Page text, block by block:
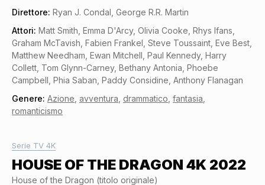
Direttore: Ryan J. Condal, George R.R. Martin
Attori: Matt Smith, Emma D'Arcy, Olivia Cooke, Rhys Ifans,
Graham McTavish, Fabien Frankel, Steve Toussaint, Eve Best,
Matthew Needham, Ewan Mitchell, Paul Kennedy, Harry
Collett, Tom Glynn-Carney, Bethany Antonia, Phoebe
Campbell, Phia Saban, Paddy Considine, Anthony Flanagan
Genere: Azione, avventura, drammatico, fantasia,
romanticismo
Serie TV 4K
HOUSE OF THE DRAGON 4K 2022
House of the Dragon (titolo originale)